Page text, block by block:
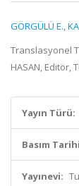
GÖRGÜLÜ E.,
Translasyonel
HASAN, Editör,
Yayın Türü:
Basım
Yayınevi: